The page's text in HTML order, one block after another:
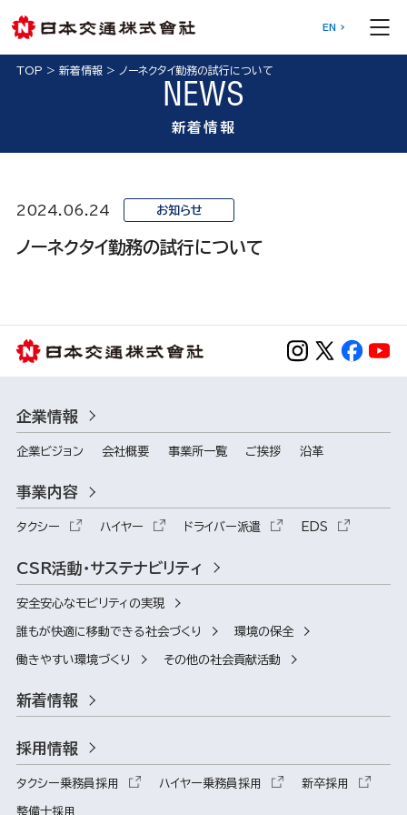
EN
TOP > 新着情報> ノーネクタイ勤務の試行について
NEWS
新着情報
2024.06.24 お知らせ
ノーネクタイ勤務の試行について
企業情報
企業ビジョン 会社概要 事業所一覧 ご挨拶 沿革
事業内容
タクシー ハイヤー ドライバー派遣 EDS
CSR活動・サステナビリティ
安全安心なモビリティの実現
誰もが快適に移動できる社会づくり 環境の保全
働きやすい環境づくり その他の社会貢献活動
新着情報
採用情報
タクシー乗務員採用 ハイヤー乗務員採用 新卒採用
整備士採用